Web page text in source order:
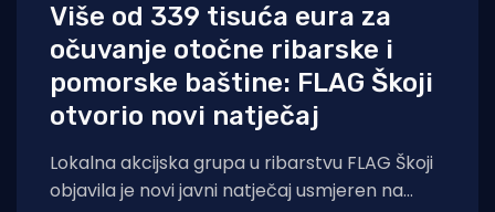
Više od 339 tisuća eura za
očuvanje otočne ribarske i
pomorske baštine: FLAG Škoji
otvorio novi natječaj
Lokalna akcijska grupa u ribarstvu FLAG Škoji
objavila je novi javni natječaj usmjeren na